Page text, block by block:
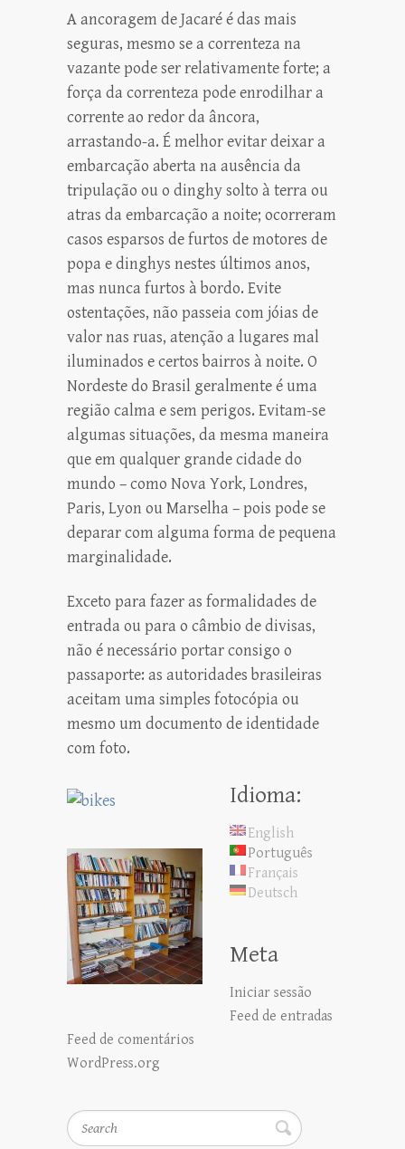
A ancoragem de Jacaré é das mais
seguras, mesmo se a correnteza na
vazante pode ser relativamente forte; a
força da correnteza pode enrodilhar a
corrente ao redor da âncora,
arrastando-a. É melhor evitar deixar a
embarcação aberta na ausência da
tripulação ou o dinghy solto à terra ou
atras da embarcação a noite; ocorreram
casos esparsos de furtos de motores de
popa e dinghys nestes últimos anos,
mas nunca furtos à bordo. Evite
ostentações, não passeia com jóias de
valor nas ruas, atenção a lugares mal
iluminados e certos bairros à noite. O
Nordeste do Brasil geralmente é uma
região calma e sem perigos. Evitam-se
algumas situações, da mesma maneira
que em qualquer grande cidade do
mundo – como Nova York, Londres,
Paris, Lyon ou Marselha – pois pode se
deparar com alguma forma de pequena
marginalidade.
Exceto para fazer as formalidades de
entrada ou para o câmbio de divisas,
não é necessário portar consigo o
passaporte: as autoridades brasileiras
aceitam uma simples fotocópia ou
mesmo um documento de identidade
com foto.
Idioma:
English
Português
Français
Deutsch
Meta
Iniciar sessão
Feed de entradas
Feed de comentários
WordPress.org
Search